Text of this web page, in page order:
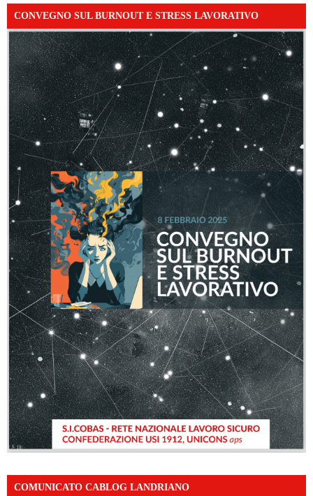
CONVEGNO SUL BURNOUT E STRESS LAVORATIVO
COMUNICATO CABLOG LANDRIANO